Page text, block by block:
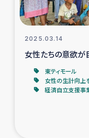
2025.03.14
女性たちの意欲が
東ティモール
女性の生計向上
経済自立支援事